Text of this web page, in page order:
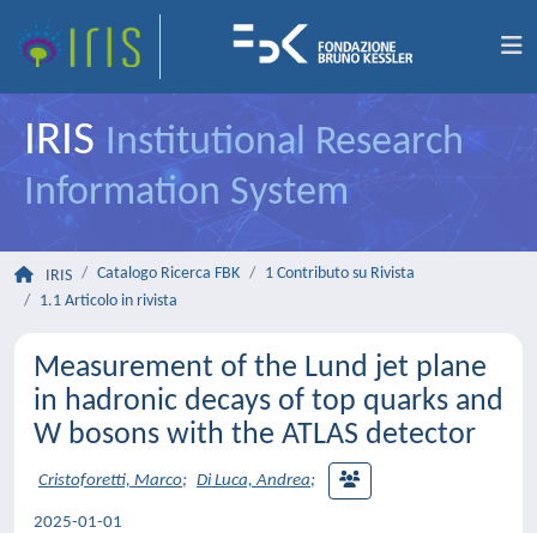
IRIS Institutional Research
Information System
IRIS Catalogo Ricerca FBK
1 Contributo su Rivista
1.1 Articolo in rivista
Measurement of the Lund jet plane
in hadronic decays of top quarks and
W bosons with the ATLAS detector
Cristoforetti, Marco; Di Luca, Andrea;
2025-01-01